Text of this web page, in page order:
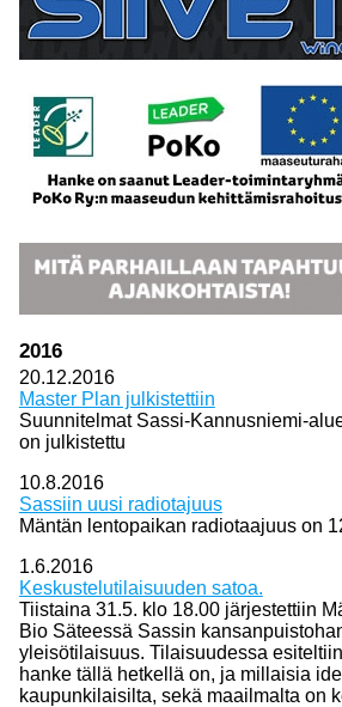
2016
20.12.2016
Master Plan julkistettiin
Suunnitelmat Sassi-Kannusniemi-
on julkistettu
10.8.2016
Sassiin uusi radiotajuus
Mäntän lentopaikan radiotaajuus on
1.6.2016
Keskustelutilaisuuden satoa.
Tiistaina 31.5. klo 18.00 järjestettiin
Bio Säteessä Sassin
yleisötilaisuus. Tilaisuudessa
hanke tällä hetkellä on, ja millaisia
kaupunkilaisilta, sekä maailmalta on